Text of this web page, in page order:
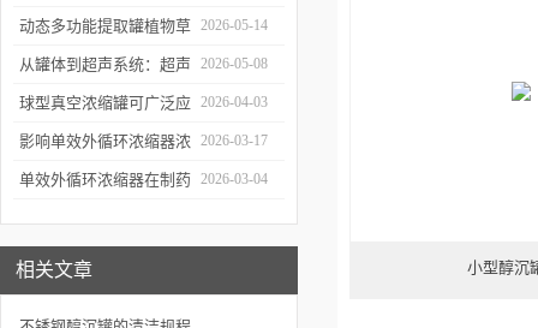
析
应用于哪些行业？
动态多功能提取罐植物草
本精华萃取成套工艺流程
2026-05-14
从罐体到超声系统：超声
波提取罐的结构特点解析
2026-05-08
球型真空浓缩罐可广泛应
用于哪些行业？应用优势
有哪些？
2026-04-03
影响单效外循环浓缩器浓
缩效果、物料纯度的关键
2026-03-17
单效外循环浓缩器在制药 2026-03-04
相关文章 小型醇沉